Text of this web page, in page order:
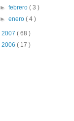
►febrero( 3 )
►enero( 4 )
2007 ( 68 )
2006 ( 17 )